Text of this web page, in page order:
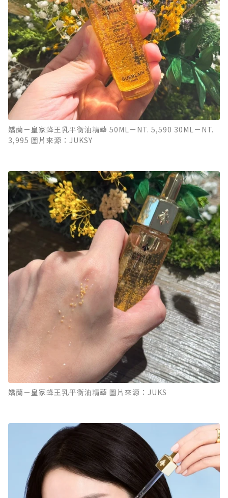
嬌蘭－皇家蜂王乳平衡油精華 50ML－NT. 5,590 30ML－NT.
3,995 圖片來源：JUKSY
嬌蘭－皇家蜂王乳平衡油精華 圖片來源：JUKS